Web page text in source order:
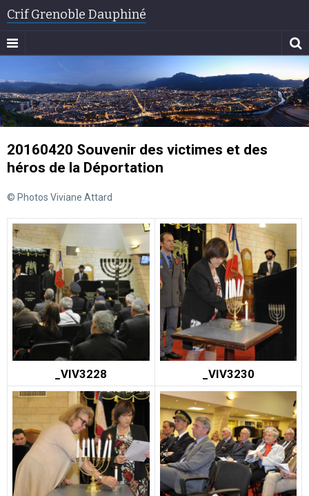
Crif Grenoble Dauphiné
20160420 Souvenir des victimes et des
héros de la Déportation
© Photos Viviane Attard
_VIV3228 _VIV3230